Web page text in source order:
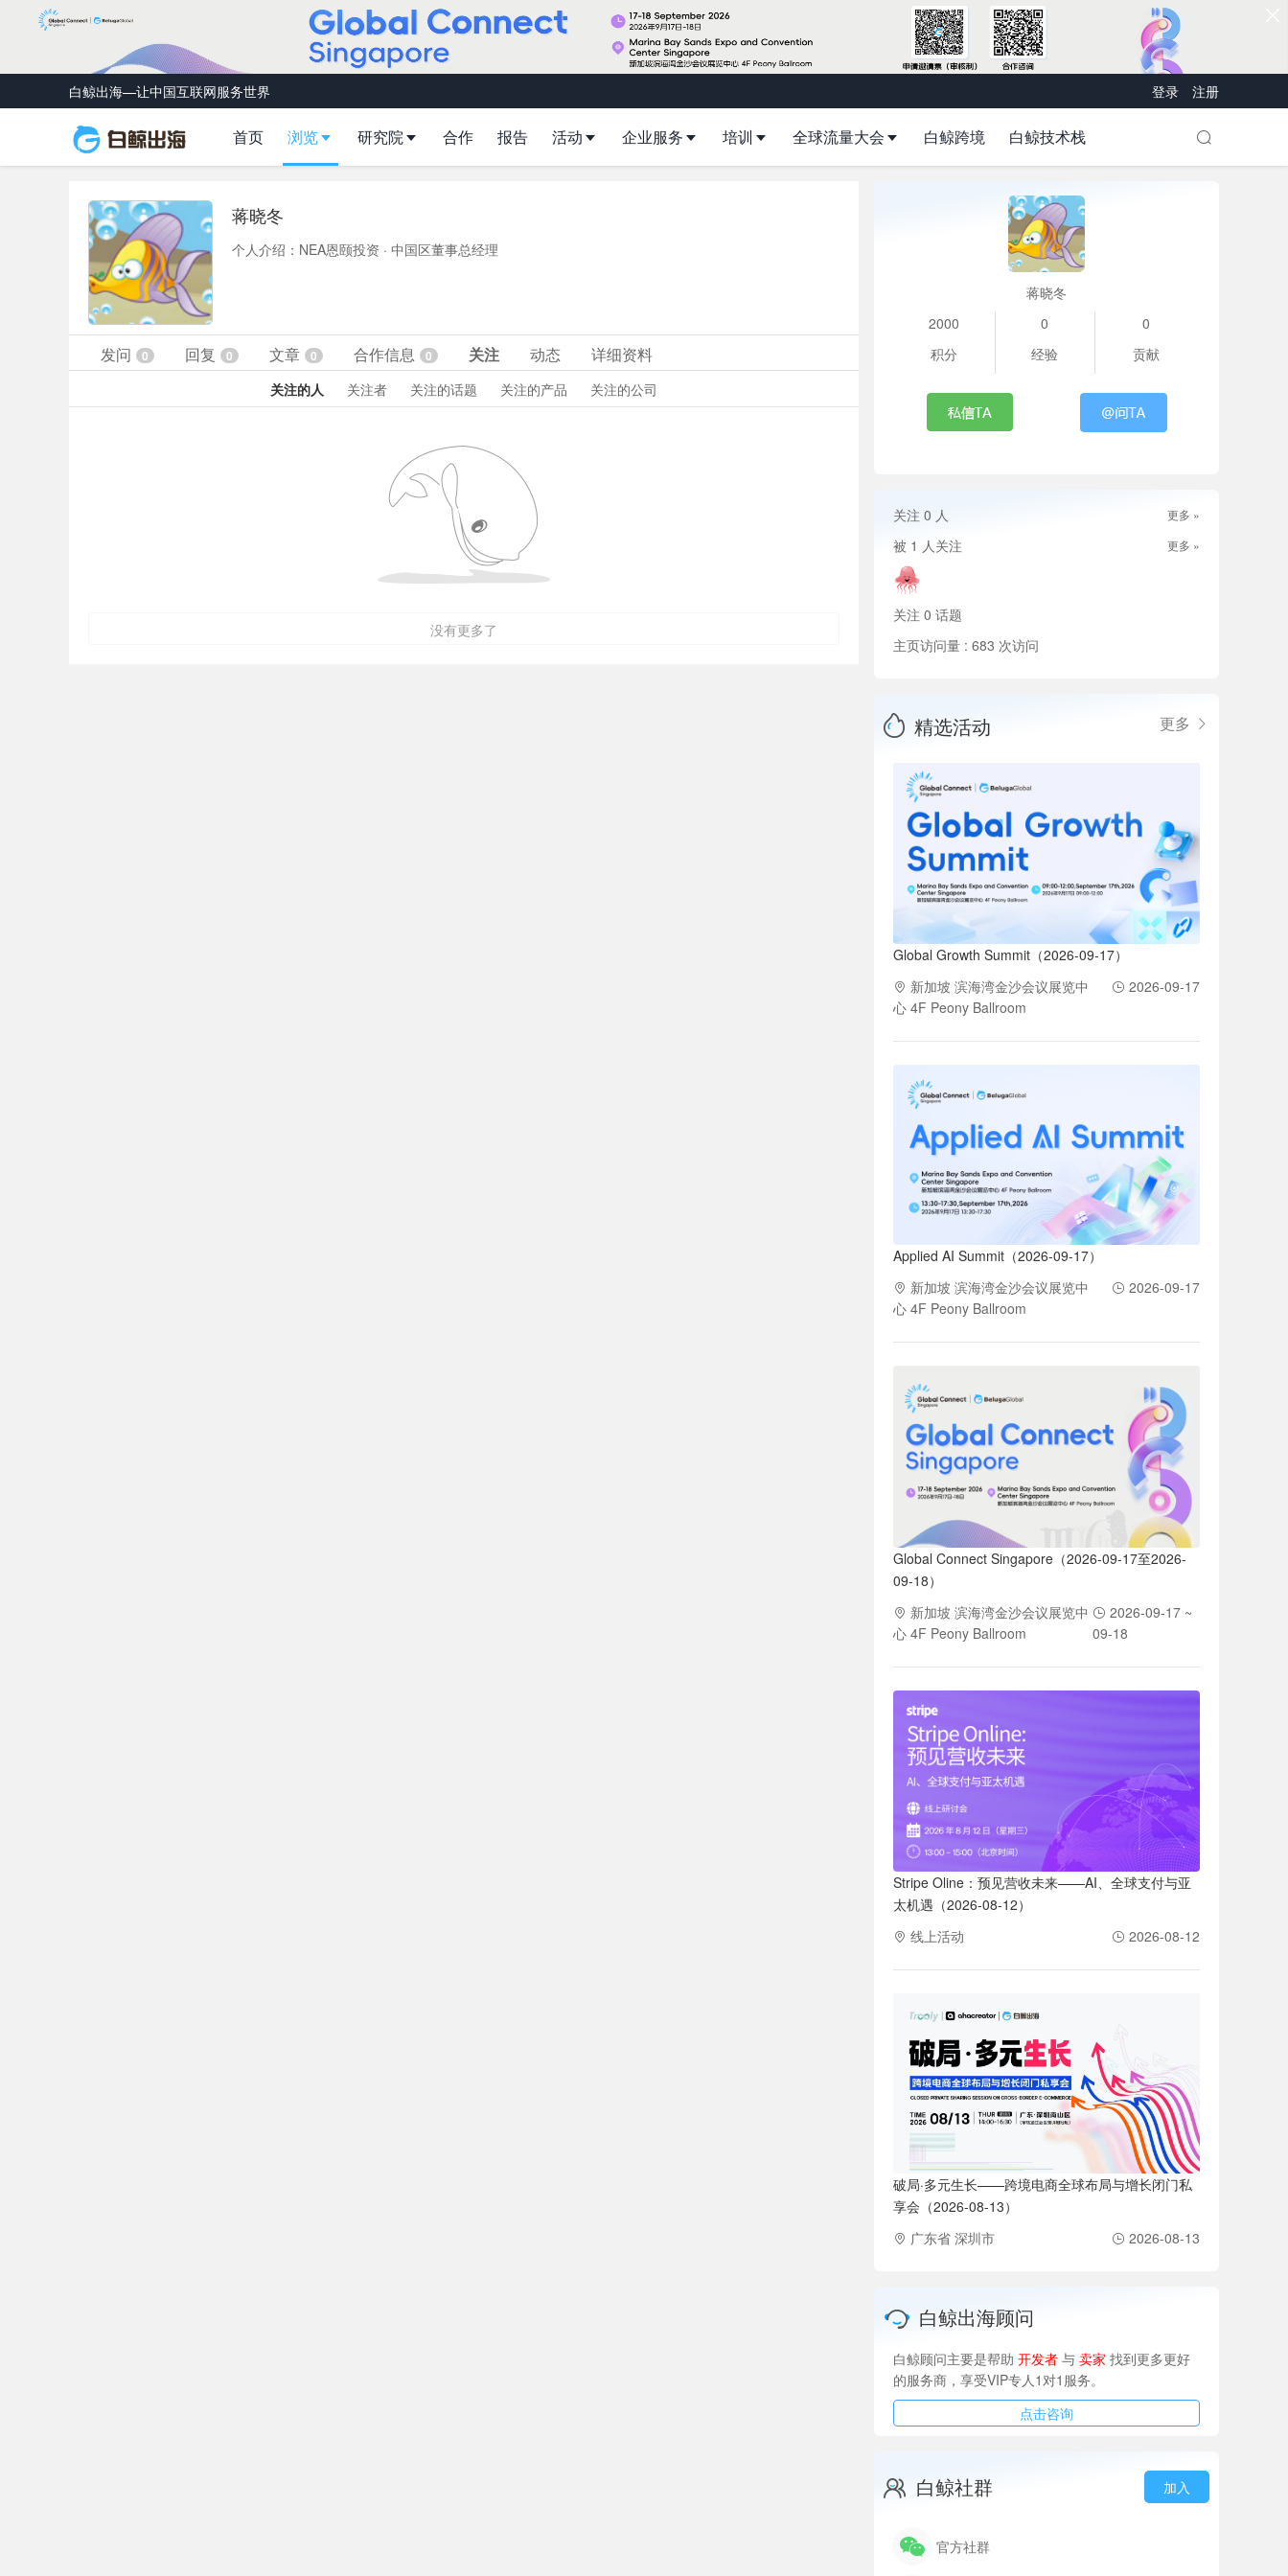
白鲸出海—让中国互联网服务世界 登录 注册
首页 浏览 研究院 合作 报告 活动 企业服务 培训 全球流量大会 白鲸跨境 白鲸技术栈
蒋晓冬
个人介绍：NEA恩颐投资 · 中国区董事总经理
发问 0 回复 0 文章 0 合作信息 0 关注 动态 详细资料
关注的人 关注者 关注的话题 关注的产品 关注的公司
没有更多了
蒋晓冬
2000
积分
0
经验
0
贡献
更多 »
关注 0 人
更多 »
被 1 人关注
关注 0 话题
主页访问量 : 683 次访问
精选活动 更多
Global Growth Summit（2026-09-17）
新加坡 滨海湾金沙会议展览中
心 4F Peony Ballroom
2026-09-17
Applied AI Summit（2026-09-17）
新加坡 滨海湾金沙会议展览中
心 4F Peony Ballroom
2026-09-17
Global Connect Singapore（2026-09-17至2026-
09-18）
新加坡 滨海湾金沙会议展览中
心 4F Peony Ballroom
2026-09-17 ~
09-18
Stripe Oline：预见营收未来——AI、全球支付与亚
太机遇（2026-08-12）
线上活动
2026-08-12
破局·多元生长——跨境电商全球布局与增长闭门私
享会（2026-08-13）
广东省 深圳市
2026-08-13
白鲸出海顾问
白鲸顾问主要是帮助 开发者 与 卖家 找到更多更好
的服务商，享受VIP专人1对1服务。
点击咨询
白鲸社群 加入
官方社群